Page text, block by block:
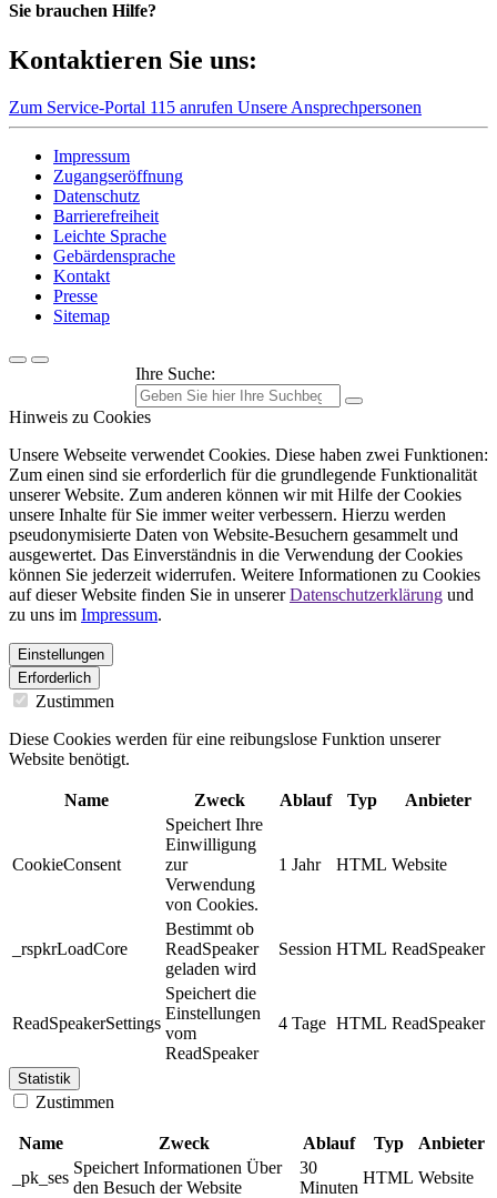
Sie brauchen Hilfe?
Kontaktieren Sie uns:
Zum Service-Portal 115 anrufen Unsere Ansprechpersonen
Impressum
Zugangseröffnung
Datenschutz
Barrierefreiheit
Leichte Sprache
Gebärdensprache
Kontakt
Presse
Sitemap
Ihre Suche:
Hinweis zu Cookies
Unsere Webseite verwendet Cookies. Diese haben zwei Funktionen:
Zum einen sind sie erforderlich für die grundlegende Funktionalität
unserer Website. Zum anderen können wir mit Hilfe der Cookies
unsere Inhalte für Sie immer weiter verbessern. Hierzu werden
pseudonymisierte Daten von Website-Besuchern gesammelt und
ausgewertet. Das Einverständnis in die Verwendung der Cookies
können Sie jederzeit widerrufen. Weitere Informationen zu Cookies
auf dieser Website finden Sie in unsererDatenschutzerklärung und
zu uns im Impressum.
Einstellungen
Erforderlich
Zustimmen
Diese Cookies werden für eine reibungslose Funktion unserer
Website benötigt.
Name Zweck Ablauf Typ Anbieter
CookieConsent
Speichert Ihre
Einwilligung
zur
Verwendung
von Cookies.
1 Jahr HTML Website
_rspkrLoadCore
Bestimmt ob
ReadSpeaker
geladen wird
Session HTML ReadSpeaker
ReadSpeakerSettings
Speichert die
Einstellungen
vom
ReadSpeaker
4 Tage HTML ReadSpeaker
Statistik
Zustimmen
Name Zweck Ablauf Typ
Anbieter
_pk_ses
Speichert Informationen Über
den Besuch der Website
30
Minuten
HTML Website